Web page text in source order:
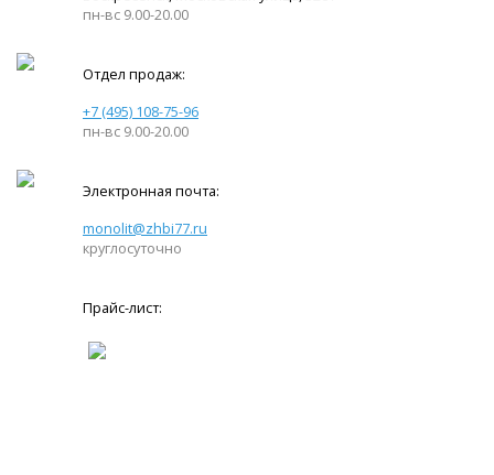
пн-вс 9.00-20.00
Отдел продаж:
+7 (495) 108-75-96
пн-вс 9.00-20.00
Электронная почта:
monolit@zhbi77.ru
круглосуточно
Прайс-лист: